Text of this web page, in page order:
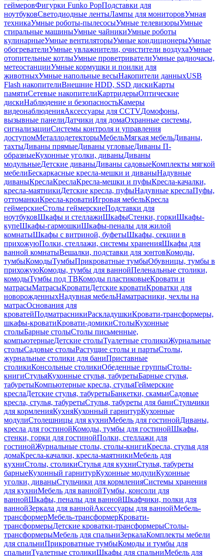
геймеровФигурки Funko PopПодставки для
ноутбуковСветодиодные лентыЛампы для мониторовУмная
техникаУмные роботы-пылесосыУмные телевизорыУмные
стиральные машиныУмные чайникиУмные роботы
кулинарныеУмные вентиляторыУмные кондиционерыУмные
обогревателиУмные увлажнители, очистители воздухаУмные
отопительные котлыУмные проветривателиУмные радиочасы,
метеостанцииУмные кормушки и поилки для
животныхУмные напольные весыНакопители данныхUSB
Flash накопителиВнешние HDD, SSD дискиКарты
памятиСетевые накопителиКартридерыОптические
дискиНаблюдение и безопасностьКамеры
видеонаблюденияАксессуары для CCTVДомофоны,
вызывные панелиДатчики для домаОхранные системы,
сигнализацииСистемы контроля и управления
доступомМеталлодетекторыМебельМягкая мебельДиваны,
тахтыДиваны прямыеДиваны угловыеДиваны П-
образныеКухонные уголки, диваныДиваны
модульныеДетские диваныДиваны садовыеКомплекты мягкой
мебелиБескаркасные кресла-мешки и диваныНадувные
диваныКреслаКреслаКресла-мешки и пуфыКресла-качалки,
кресла-маятникиДетские кресла, пуфыНадувные креслаПуфы,
оттоманкиКресла-кроватиИгровая мебельКресла
геймерскиеСтолы геймерскиеПодставки для
ноутбуковШкафы и стеллажиШкафыСтенки, горкиШкафы-
купеШкафы-гармошкиШкафы-пеналы для жилой
комнатыШкафы с витриной, буфетыШкафы, секции в
прихожуюПолки, стеллажи, системы храненияШкафы для
ванной комнатыВешалки, подставки для зонтовКомоды,
тумбыКомодыТумбыПрикроватные тумбыОбувницы, тумбы в
прихожуюКомоды, тумбы для ваннойПеленальные столики,
комодыТумбы под ТВКомоды пластиковыеКровати и
матрасыМатрасыКроватиДетские кроватиКроватки для
новорожденныхНадувная мебельНаматрасники, чехлы на
матрасОснования для
кроватейПодматрасникиРаскладушкиКровати-трансформеры,
шкафы-кроватиКровати-домикиСтолыКухонные
столыБарные столыСтолы письменные,
компьютерныеДетские столыТуалетные столикиЖурнальные
столыСадовые столыРастущие столы и партыСтолы,
журнальные столики для баниПриставные
столикиКонсольные столикиОбеденные группыСтолы-
книгиСтульяКухонные стулья, табуретыБарные стулья,
табуретыКомпьютерные кресла, стульяГеймерские
креслаДетские стулья, табуретыБанкетки, скамьиСадовые
кресла, стулья, табуретыСтулья, табуреты для баниСтульчики
для кормленияКухняКухонный гарнитурКухонные
модулиСтолешницы для кухниМебель для гостинойДиваны,
кресла для гостинойКомоды, тумбы для гостинойШкафы,
стенки, горки для гостинойПолки, стеллажи для
гостинойЖурнальные столы, столы-книгиКресла, стулья для
домаКресла-качалки, кресла-маятникиМебель для
кухниСтолы, столикиСтулья для кухниСтулья, табуреты
барныеКухонный гарнитурКухонные модулиКухонные
уголки, диваныСтульчики для кормленияСистемы хранения
для кухниМебель для ваннойТумбы, консоли для
ваннойШкафы, пеналы для ваннойШкафчики, полки для
ваннойЗеркала для ваннойАксессуары для ваннойМебель-
трансформерМебель-трансформерКровати-
трансформерыДетские кроватки-трансформерыСтолы-
трансформерыМебель для спальниЗеркалаКомплекты мебели
для спальниПрикроватные тумбыКомоды и тумбы для
спальниТуалетные столикиШкафы для спальниМебель для